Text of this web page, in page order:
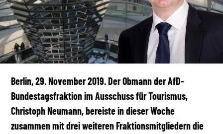
MEDIATHEK
Berlin, 29. November 2019. Der Obmann der AfD-
Bundestagsfraktion im Ausschuss für Tourismus,
Christoph Neumann, bereiste in dieser Woche
zusammen mit drei weiteren Fraktionsmitgliedern die